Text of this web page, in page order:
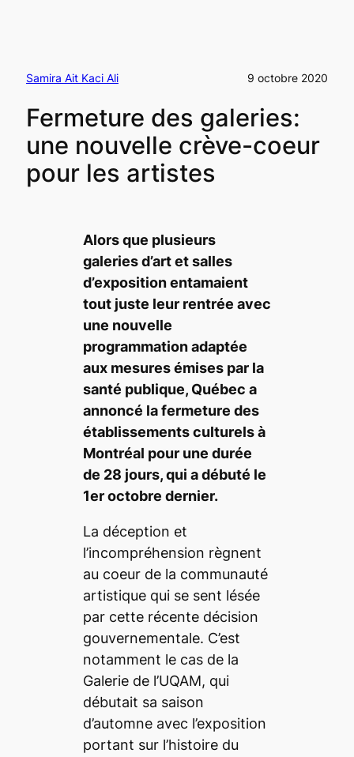
Samira Ait Kaci Ali 9 octobre 2020
Fermeture des galeries:
une nouvelle crève-coeur
pour les artistes
Alors que plusieurs
galeries d’art et salles
d’exposition entamaient
tout juste leur rentrée avec
une nouvelle
programmation adaptée
aux mesures émises par la
santé publique, Québec a
annoncé la fermeture des
établissements culturels à
Montréal pour une durée
de 28 jours, qui a débuté le
1er octobre dernier.
La déception et
l’incompréhension règnent
au coeur de la communauté
artistique qui se sent lésée
par cette récente décision
gouvernementale. C’est
notamment le cas de la
Galerie de l’UQAM, qui
débutait sa saison
d’automne avec l’exposition
portant sur l’histoire du